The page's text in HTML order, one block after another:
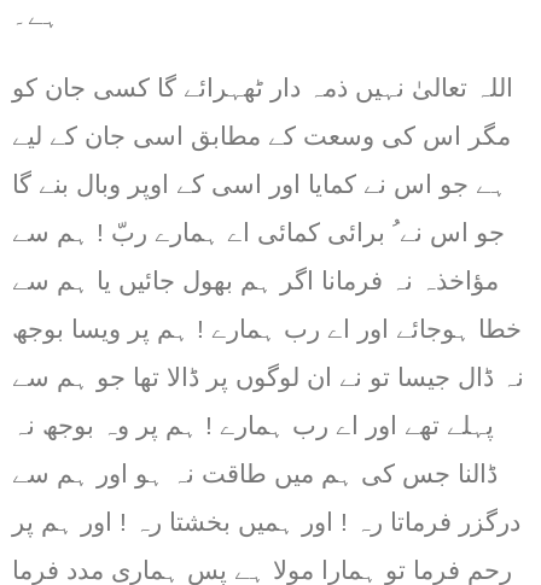
ہے۔
اللہ تعالیٰ نہیں ذمہ دار ٹھہرائے گا کسی جان کو
مگر اس کی وسعت کے مطابق اسی جان کے لیے
ہے جو اس نے کمایا اور اسی کے اوپر وبال بنے گا
جو اس نے ُ برائی کمائی اے ہمارے ربّ ! ہم سے
مؤاخذہ نہ فرمانا اگر ہم بھول جائیں یا ہم سے
خطا ہوجائے اور اے رب ہمارے ! ہم پر ویسا بوجھ
نہ ڈال جیسا تو نے ان لوگوں پر ڈالا تھا جو ہم سے
پہلے تھے اور اے رب ہمارے ! ہم پر وہ بوجھ نہ
ڈالنا جس کی ہم میں طاقت نہ ہو اور ہم سے
درگزر فرماتا رہ ! اور ہمیں بخشتا رہ ! اور ہم پر
رحم فرما تو ہمارا مولا ہے پس ہماری مدد فرما